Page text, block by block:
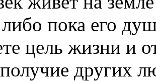
либо пока его
цель жизни и
других